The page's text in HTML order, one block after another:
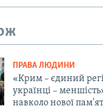
ПРАВА ЛЮДИНИ
«Крим – єдиний
українці –
навколо нової